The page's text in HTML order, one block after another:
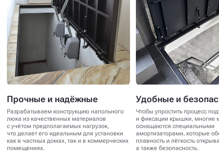
Прочные и надёжные
Разрабатываем конструкцию напольного
люка из качественных материалов
с учётом предполагаемых нагрузок,
что делает его идеальным для установки
как в частных домах, так и в коммерческих
помещениях.
Удобные и
Чтобы упростить процесс
и фиксации крышки, многие
оснащаются специальными
амортизаторами, которые
плавность и лёгкость
а также безопасность.